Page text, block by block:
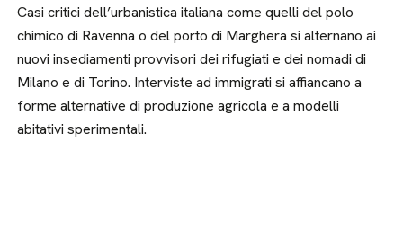
Casi critici dell’urbanistica italiana come quelli del polo
chimico di Ravenna o del porto di Marghera si alternano ai
nuovi insediamenti provvisori dei rifugiati e dei nomadi di
Milano e di Torino. Interviste ad immigrati si affiancano a
forme alternative di produzione agricola e a modelli
abitativi sperimentali.